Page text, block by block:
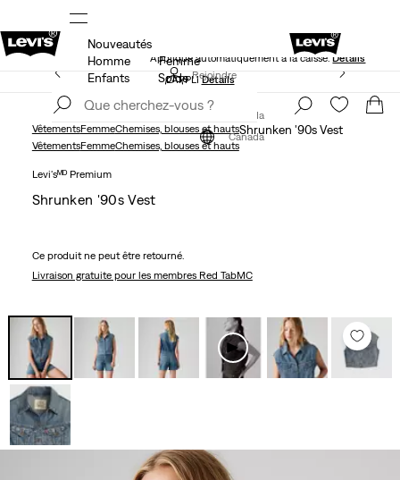
40 % DE RABAIS ADDITIONNEL SUR LES SOLDES.
Appliqué automatiquement à la caisse.Détails
Rejoindre
Canada
Nouveautés
Homme
Femme
Enfants
Solde
LE MEILLEUR DE LEVI'SMD – MAINTENANT DANS
L’APPLIDétails
maintenant
Canada
VêtementsFemmeChemises, blouses et hautsShrunken '90s Vest
VêtementsFemmeChemises, blouses et hauts
Levi'sᴹᴰ Premium
Shrunken '90s Vest
Ce produit ne peut être retourné.
Livraison gratuitepour les membres Red TabMC